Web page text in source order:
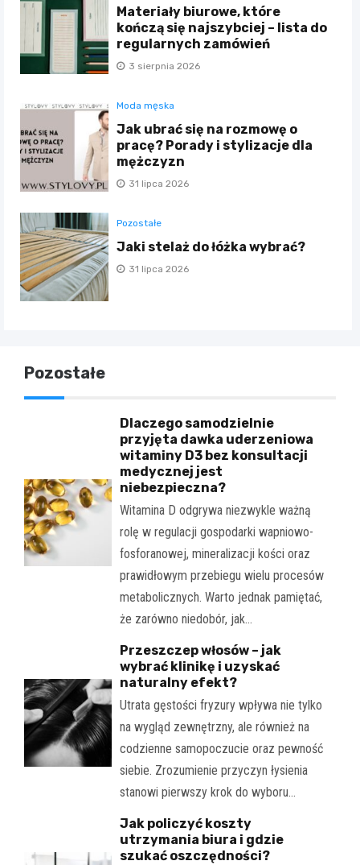
Materiały biurowe, które
kończą się najszybciej – lista do
regularnych zamówień
3 sierpnia 2026
Moda męska
Jak ubrać się na rozmowę o
pracę? Porady i stylizacje dla
mężczyzn
31 lipca 2026
Pozostałe
Jaki stelaż do łóżka wybrać?
31 lipca 2026
Pozostałe
Dlaczego samodzielnie
przyjęta dawka uderzeniowa
witaminy D3 bez konsultacji
medycznej jest
niebezpieczna?
Witamina D odgrywa niezwykle ważną
rolę w regulacji gospodarki wapniowo-
fosforanowej, mineralizacji kości oraz
prawidłowym przebiegu wielu procesów
metabolicznych. Warto jednak pamiętać,
że zarówno niedobór, jak…
Przeszczep włosów – jak
wybrać klinikę i uzyskać
naturalny efekt?
Utrata gęstości fryzury wpływa nie tylko
na wygląd zewnętrzny, ale również na
codzienne samopoczucie oraz pewność
siebie. Zrozumienie przyczyn łysienia
stanowi pierwszy krok do wyboru…
Jak policzyć koszty
utrzymania biura i gdzie
szukać oszczędności?